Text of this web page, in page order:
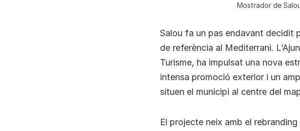
Mostrador de
Salou fa un pas endavant decidit
de referència al Mediterrani.
Turisme, ha impulsat una nova
intensa promoció exterior i un
situen el municipi al centre del
El projecte neix amb el